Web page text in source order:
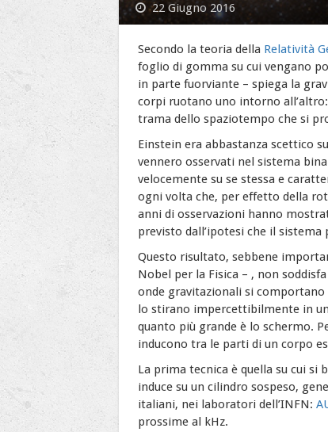
22 Giugno 2016
Secondo la teoria della Relatività
foglio di gomma su cui vengano
in parte fuorviante – spiega la
corpi ruotano uno intorno
trama dello spaziotempo che si
Einstein era abbastanza scettico
vennero osservati nel sistema
velocemente su se stessa e
ogni volta che, per effetto della
anni di osservazioni hanno
previsto dall’ipotesi che il
Questo risultato, sebbene
Nobel per la Fisica – , non
onde gravitazionali si
lo stirano impercettibilmente in
quanto più grande è lo schermo.
inducono tra le parti di un corpo
La prima tecnica è quella su cui si
induce su un cilindro sospeso,
italiani, nei laboratori dell’INFN:
prossime al kHz.